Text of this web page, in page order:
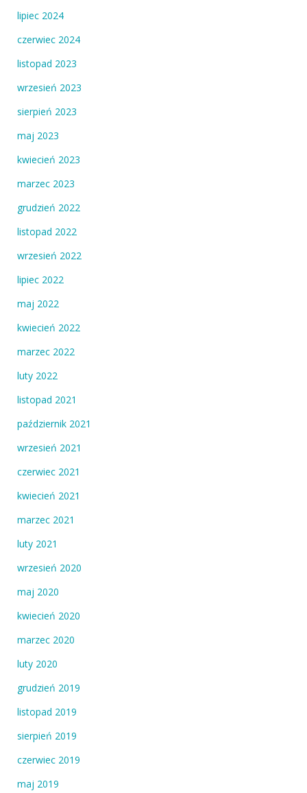
lipiec 2024
czerwiec 2024
listopad 2023
wrzesień 2023
sierpień 2023
maj 2023
kwiecień 2023
marzec 2023
grudzień 2022
listopad 2022
wrzesień 2022
lipiec 2022
maj 2022
kwiecień 2022
marzec 2022
luty 2022
listopad 2021
październik 2021
wrzesień 2021
czerwiec 2021
kwiecień 2021
marzec 2021
luty 2021
wrzesień 2020
maj 2020
kwiecień 2020
marzec 2020
luty 2020
grudzień 2019
listopad 2019
sierpień 2019
czerwiec 2019
maj 2019